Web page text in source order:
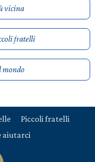
vicina
fratelli
mondo
Piccoli fratelli
aiutarci